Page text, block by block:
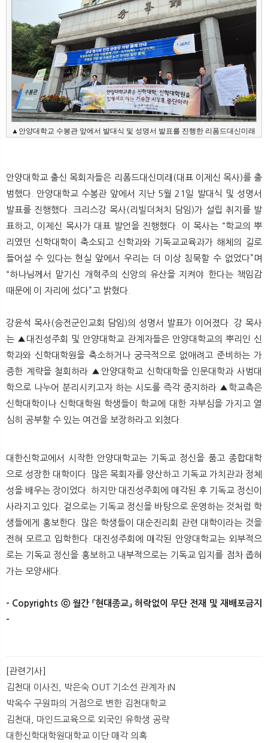
▲안양대학교 수봉관 앞에서 발대식 및 성명서 발표를 진행한 리폼드대신미래
안양대학교 출신 목회자들은 리폼드대신미래(대표 이제신 목사)를 출
범했다. 안양대학교 수봉관 앞에서 지난 5월 21일 발대식 및 성명서
발표를 진행했다. 크리스강 목사(리빌더처치 담임)가 설립 취지를 발
표하고, 이제신 목사가 대표 발언을 진행했다. 이 목사는 “학교의 뿌
리였던 신학대학이 축소되고 신학과와 기독교교육과가 해체의 길로
들어설 수 있다는 현실 앞에서 우리는 더 이상 침묵할 수 없었다”며
“하나님께서 맡기신 개혁주의 신앙의 유산을 지켜야 한다는 책임감
때문에 이 자리에 섰다”고 밝혔다.
강윤석 목사(승전군인교회 담임)의 성명서 발표가 이어졌다. 강 목사
는 ▲대진성주회 및 안양대학교 관계자들은 안양대학교의 뿌리인 신
학과와 신학대학원을 축소하거나 궁극적으로 없애려고 준비하는 가
증한 계략을 철회하라 ▲안양대학교 신학대학을 인문대학과 사범대
학으로 나누어 분리시키고자 하는 시도를 즉각 중지하라 ▲학교측은
신학대학이나 신학대학원 학생들이 학교에 대한 자부심을 가지고 열
심히 공부할 수 있는 여건을 보장하라고 외쳤다.
대한신학교에서 시작한 안양대학교는 기독교 정신을 품고 종합대학
으로 성장한 대학이다. 많은 목회자를 양산하고 기독교 가치관과 정체
성을 배우는 장이었다. 하지만 대진성주회에 매각된 후 기독교 정신이
사라지고 있다. 겉으로는 기독교 정신을 바탕으로 운영하는 것처럼 학
생들에게 홍보한다. 많은 학생들이 대순진리회 관련 대학이라는 것을
전혀 모르고 입학한다. 대진성주회에 매각된 안양대학교는 외부적으
로는 기독교 정신을 홍보하고 내부적으로는 기독교 입지를 점차 좁혀
가는 모양새다.
- Copyrights ⓒ 월간 「현대종교」 허락없이 무단 전재 및 재배포금지
-​ ​
[관련기사]
김천대 이사진, 박은숙 OUT 기소선 관계자 IN
박옥수 구원파의 거점으로 변한 김천대학교
김천대, 마인드교육으로 외국인 유학생 공략
대한신학대학원대학교 이단 매각 의혹